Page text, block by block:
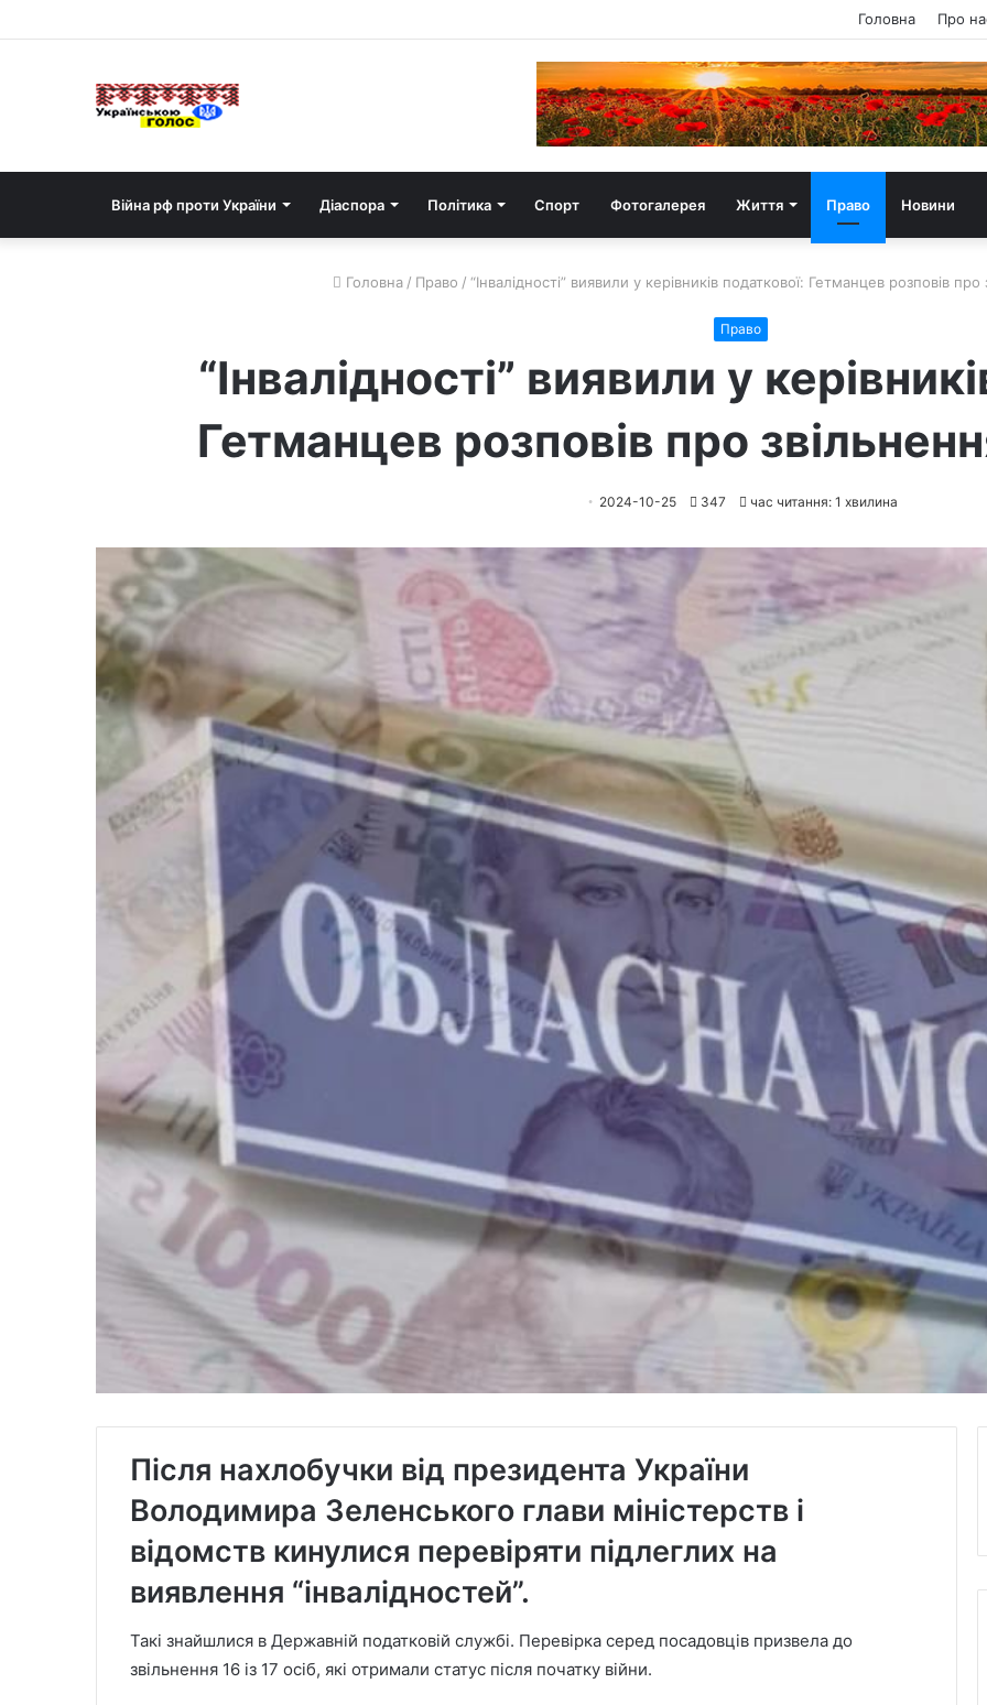
Головна Про
Війна рф проти України Діаспора Політика Спорт Фотогалерея Життя Право Новини
Головна / Право / “Інвалідності” виявили у керівників податкової: Гетманцев розповів про
Право
“Інвалідності” виявили у
Гетманцев розповів про
2024-10-25 347 час читання: 1 хвилина
Після нахлобучки від президента України
Володимира Зеленського глави міністерств і
відомств кинулися перевіряти підлеглих на
виявлення “інвалідностей”.
Такі знайшлися в Державній податковій службі. Перевірка серед посадовців призвела до
звільнення 16 із 17 осіб, які отримали статус після початку війни.